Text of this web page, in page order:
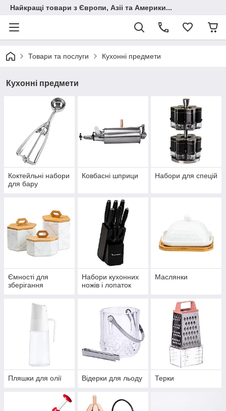
Найкращі товари з Європи, Азіі та Америки...
Товари та послуги Кухонні предмети
Кухонні предмети
Коктейльні набори
для бару
Ковбасні шприци Набори для спецій
Ємності для
зберігання
Набори кухонних
ножів і лопаток
Маслянки
Пляшки для олії Відерки для льоду Терки